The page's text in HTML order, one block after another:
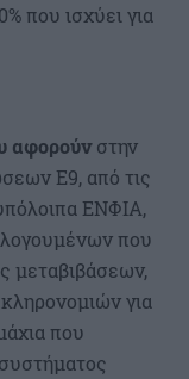
που ισχύει για
αφορούνστην
Ε9, από τις
ΕΝΦΙΑ,
που
μεταβιβάσεων,
για
που